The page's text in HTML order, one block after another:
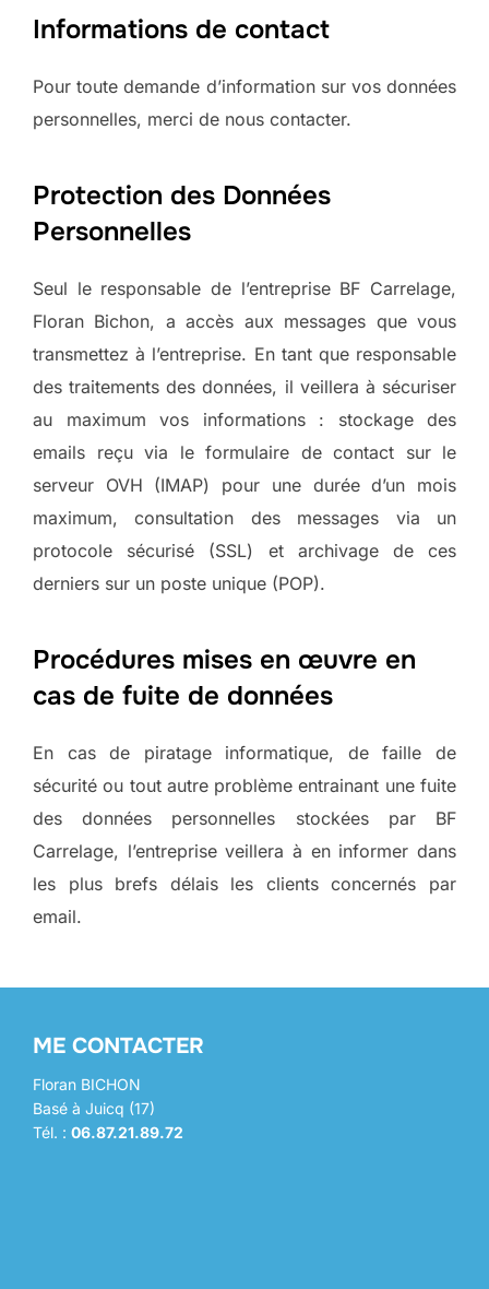
Informations de contact
Pour toute demande d’information sur vos données
personnelles, merci de nous contacter.
Protection des Données
Personnelles
Seul le responsable de l’entreprise BF Carrelage,
Floran Bichon, a accès aux messages que vous
transmettez à l’entreprise. En tant que responsable
des traitements des données, il veillera à sécuriser
au maximum vos informations : stockage des
emails reçu via le formulaire de contact sur le
serveur OVH (IMAP) pour une durée d’un mois
maximum, consultation des messages via un
protocole sécurisé (SSL) et archivage de ces
derniers sur un poste unique (POP).
Procédures mises en œuvre en
cas de fuite de données
En cas de piratage informatique, de faille de
sécurité ou tout autre problème entrainant une fuite
des données personnelles stockées par BF
Carrelage, l’entreprise veillera à en informer dans
les plus brefs délais les clients concernés par
email.
ME CONTACTER
Floran BICHON
Basé à Juicq (17)
Tél. : 06.87.21.89.72